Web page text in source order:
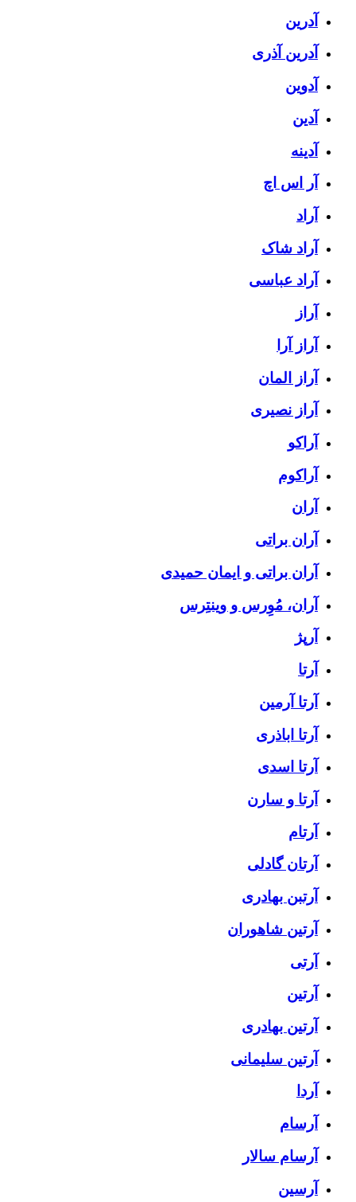
آدرین
آدرین آذری
آدوین
آدین
آدینه
آر اس اچ
آراد
آراد شاک
آراد عباسی
آراز
آراز آرا
آراز المان
آراز نصیری
آراکو
آراکوم
آران
آران براتی
آران براتی و ایمان حمیدی
آران، مُوِرس و وینتِرس
آرپژ
آرتا
آرتا آرمین
آرتا اباذری
آرتا اسدی
آرتا و سارن
آرتام
آرتان گادلی
آرتبن بهادری
آرتين شاهوران
آرتی
آرتین
آرتین بهادری
آرتین سلیمانی
آردا
آرسام
آرسام سالار
آرسین